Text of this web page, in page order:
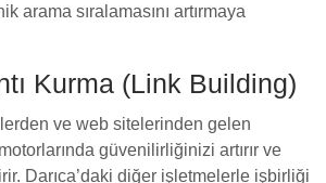
arama sıralamasını artırmaya
Kurma (Link Building)
ve web sitelerinden gelen
güvenilirliğinizi artırır ve
Darıca’daki diğer işletmelerle işbirliği